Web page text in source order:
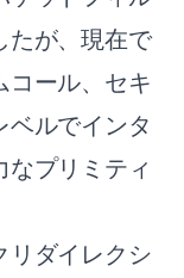
たが、現在で
コール、セキ
ベルでインタ
プリミティ
リダイレクシ